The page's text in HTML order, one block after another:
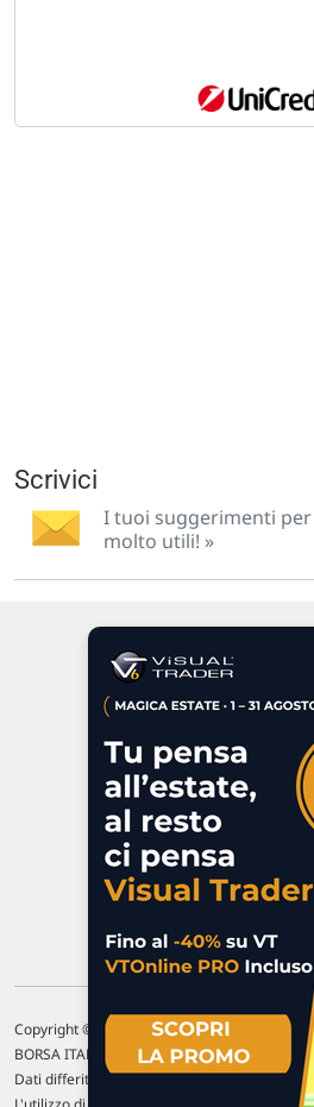
Scrivici
I tuoi suggerimenti
molto utili! »
47923
P.IVA 02 452
Chi siamo
Commenti e
Contattaci
Copyright © 1996-2026 Traderlink Italia s.r.l.
BORSA ITALIANA Quotazioni di borsa
Dati differiti di 15 min. (fonte Intrinio) /